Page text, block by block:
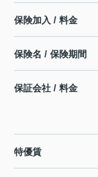
保険加入 / 料金
保険名 / 保険期間
保証会社 / 料金
特優賃